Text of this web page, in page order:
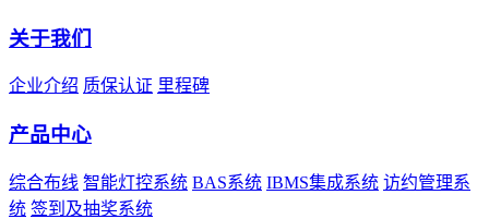
关于我们
企业介绍 质保认证 里程碑
产品中心
综合布线 智能灯控系统 BAS系统 IBMS集成系统 访约管理系
统 签到及抽奖系统